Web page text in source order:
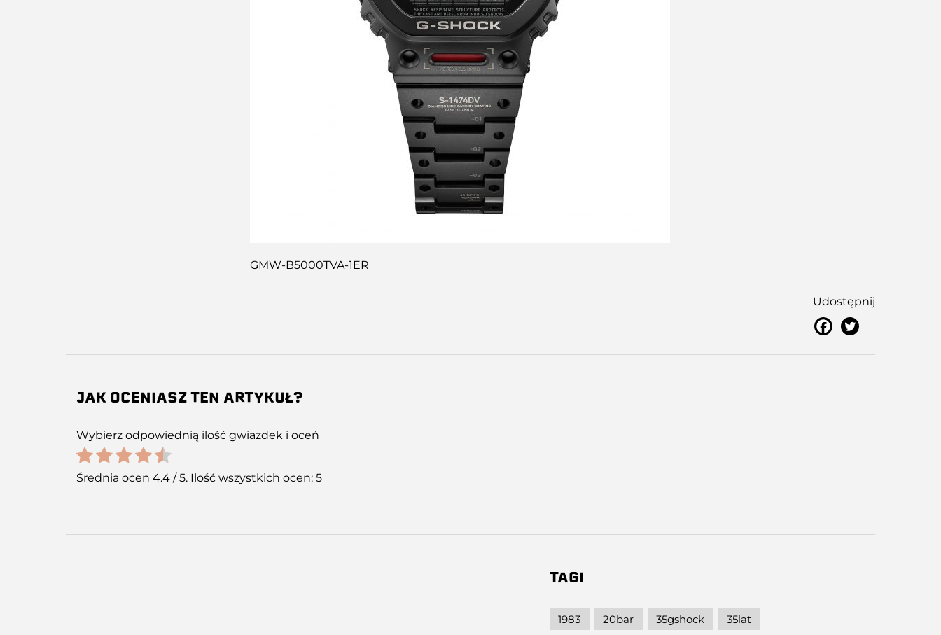
GMW-B5000TVA-1ER
Udostępnij
JAK OCENIASZ TEN ARTYKUŁ?
Wybierz odpowiednią ilość gwiazdek i oceń
Średnia ocen4.4 / 5. Ilość wszystkich ocen:5
TAGI
1983 20bar 35gshock 35lat